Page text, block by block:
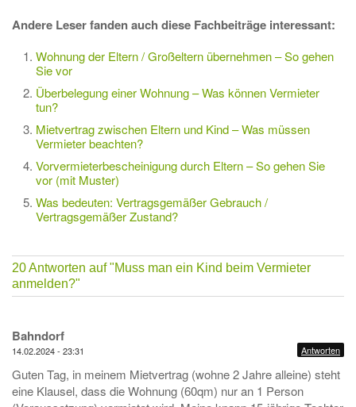
Andere Leser fanden auch diese Fachbeiträge interessant:
Wohnung der Eltern / Großeltern übernehmen – So gehen
Sie vor
Überbelegung einer Wohnung – Was können Vermieter
tun?
Mietvertrag zwischen Eltern und Kind – Was müssen
Vermieter beachten?
Vorvermieterbescheinigung durch Eltern – So gehen Sie
vor (mit Muster)
Was bedeuten: Vertragsgemäßer Gebrauch /
Vertragsgemäßer Zustand?
20 Antworten auf"Muss man ein Kind beim Vermieter
anmelden?"
Bahndorf
14.02.2024 - 23:31 Antworten
Guten Tag, in meinem Mietvertrag (wohne 2 Jahre alleine) steht
eine Klausel, dass die Wohnung (60qm) nur an 1 Person